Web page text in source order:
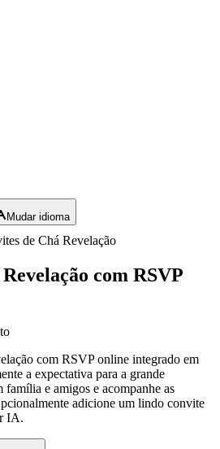
Mudar idioma
de Chá Revelação
com RSVP
com RSVP online integrado em
a expectativa para a grande
e amigos e acompanhe as
adicione um lindo convite
IA.